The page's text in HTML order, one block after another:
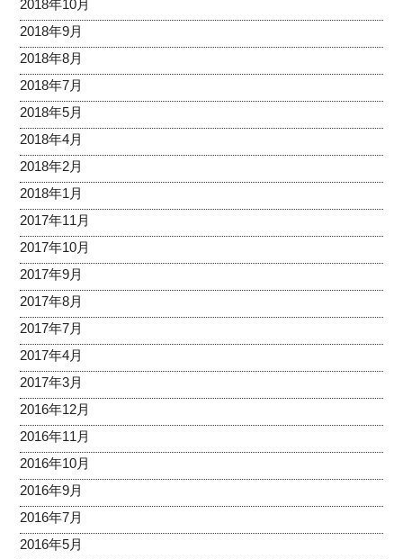
2018年10月
2018年9月
2018年8月
2018年7月
2018年5月
2018年4月
2018年2月
2018年1月
2017年11月
2017年10月
2017年9月
2017年8月
2017年7月
2017年4月
2017年3月
2016年12月
2016年11月
2016年10月
2016年9月
2016年7月
2016年5月